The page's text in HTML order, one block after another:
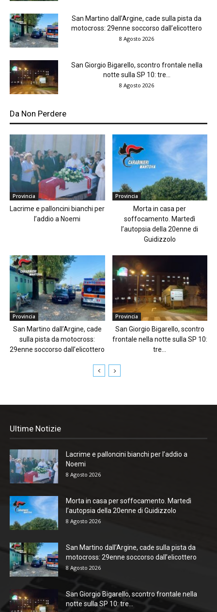
San Martino dall’Argine, cade sulla pista da
motocross: 29enne soccorso dall’elicottero
8 Agosto 2026
San Giorgio Bigarello, scontro frontale nella
notte sulla SP 10: tre...
8 Agosto 2026
Da Non Perdere
Provincia
Lacrime e palloncini bianchi per
l’addio a Noemi
Provincia
Morta in casa per
soffocamento. Martedì
l’autopsia della 20enne di
Guidizzolo
Provincia
San Martino dall’Argine, cade
sulla pista da motocross:
29enne soccorso dall’elicottero
Provincia
San Giorgio Bigarello, scontro
frontale nella notte sulla SP 10:
tre...
Ultime Notizie
Lacrime e palloncini bianchi per l’addio a
Noemi
8 Agosto 2026
Morta in casa per soffocamento. Martedì
l’autopsia della 20enne di Guidizzolo
8 Agosto 2026
San Martino dall’Argine, cade sulla pista da
motocross: 29enne soccorso dall’elicottero
8 Agosto 2026
San Giorgio Bigarello, scontro frontale nella
notte sulla SP 10: tre...